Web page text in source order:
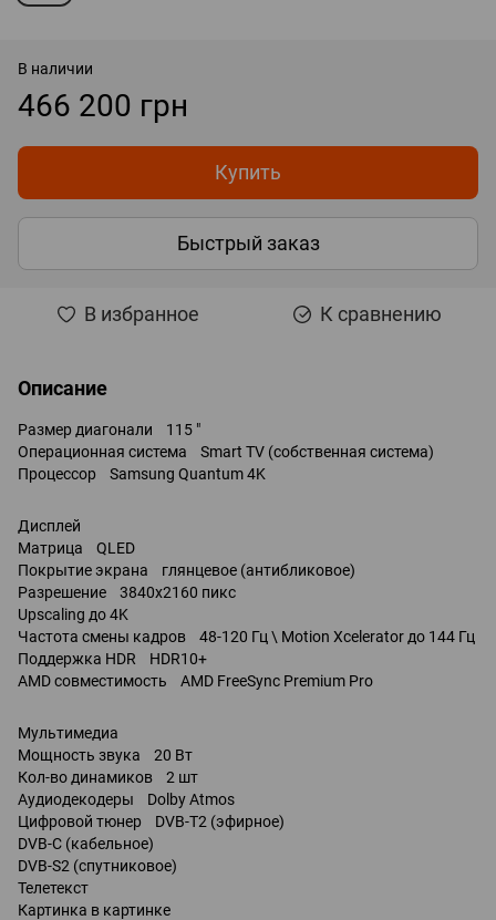
В наличии
466 200 грн
Купить
Быстрый заказ
В избранное К сравнению
Описание
Размер диагонали 115 "
Операционная система Smart TV (собственная система)
Процессор Samsung Quantum 4K
Дисплей
Матрица QLED
Покрытие экрана глянцевое (антибликовое)
Разрешение 3840x2160 пикс
Upscaling до 4K
Частота смены кадров 48-120 Гц \ Motion Xcelerator до 144 Гц
Поддержка HDR HDR10+
AMD совместимость AMD FreeSync Premium Pro
Мультимедиа
Мощность звука 20 Вт
Кол-во динамиков 2 шт
Аудиодекодеры Dolby Atmos
Цифровой тюнер DVB-T2 (эфирное)
DVB-C (кабельное)
DVB-S2 (спутниковое)
Телетекст
Картинка в картинке